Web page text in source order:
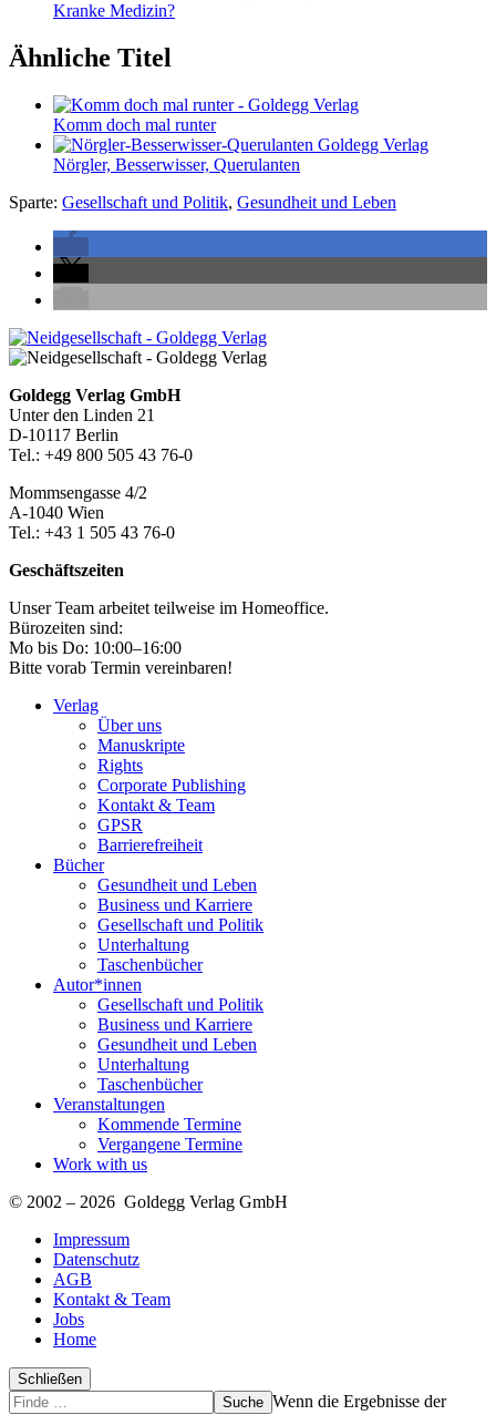
Kranke Medizin?
Ähnliche Titel
Komm doch mal runter
Nörgler, Besserwisser, Querulanten
Sparte: Gesellschaft und Politik, Gesundheit und Leben
Seitenleiste
Footer-
Section
Goldegg Verlag GmbH
Unter den Linden 21
D-10117 Berlin
Tel.: +49 800 505 43 76-0
Mommsengasse 4/2
A-1040 Wien
Tel.: +43 1 505 43 76-0
Geschäftszeiten
Unser Team arbeitet teilweise im Homeoffice.
Bürozeiten sind:
Mo bis Do: 10:00–16:00
Bitte vorab Termin vereinbaren!
Verlag
Über uns
Manuskripte
Rights
Corporate Publishing
Kontakt & Team
GPSR
Barrierefreiheit
Bücher
Gesundheit und Leben
Business und Karriere
Gesellschaft und Politik
Unterhaltung
Taschenbücher
Autor*innen
Gesellschaft und Politik
Business und Karriere
Gesundheit und Leben
Unterhaltung
Taschenbücher
Veranstaltungen
Kommende Termine
Vergangene Termine
Work with us
© 2002 – 2026 Goldegg Verlag GmbH
Impressum
Datenschutz
AGB
Kontakt & Team
Jobs
Home
Schließen
Suche
Finde
Wenn die Ergebnisse der